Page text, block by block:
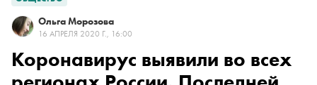
Ольга Морозова
16 АПРЕЛЯ 2020 Г., 16:00
Коронавирус выявили во всех